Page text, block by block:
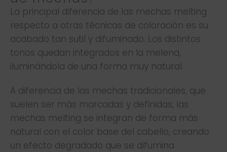
La principal diferencia de las mechas melting
respecto a otras técnicas de coloración es su
acabado tan sutil y difuminado. Los distintos
tonos quedan integrados en la melena,
iluminándola de una forma muy natural.
A diferencia de las mechas tradicionales, que
suelen ser más marcadas y definidas, las
mechas melting se integran de forma más
natural con el color base del cabello, creando
un efecto degradado que se difumina